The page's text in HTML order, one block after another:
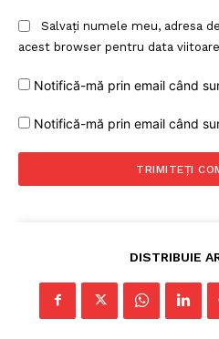
Salvați numele meu, adresa
acest browser pentru data
Notifică-mă prin email când
Notifică-mă prin email când
DISTRIBUIE